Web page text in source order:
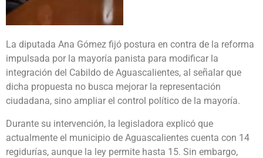
La diputada Ana Gómez fijó postura en contra de la reforma
impulsada por la mayoría panista para modificar la
integración del Cabildo de Aguascalientes, al señalar que
dicha propuesta no busca mejorar la representación
ciudadana, sino ampliar el control político de la mayoría.
Durante su intervención, la legisladora explicó que
actualmente el municipio de Aguascalientes cuenta con 14
regidurías, aunque la ley permite hasta 15. Sin embargo,